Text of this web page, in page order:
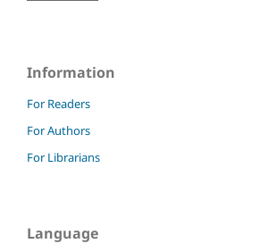
Information
For Readers
For Authors
For Librarians
Language